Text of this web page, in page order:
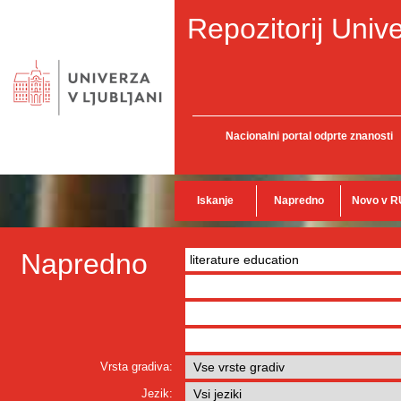
Repozitorij
Nacionalni portal odprte znanosti
Iskanje Napredno Novo v
Napredno
Vrsta gradiva:
Jezik: